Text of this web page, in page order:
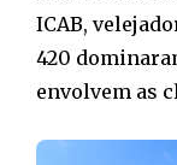
ICAB,
420
envolvem as